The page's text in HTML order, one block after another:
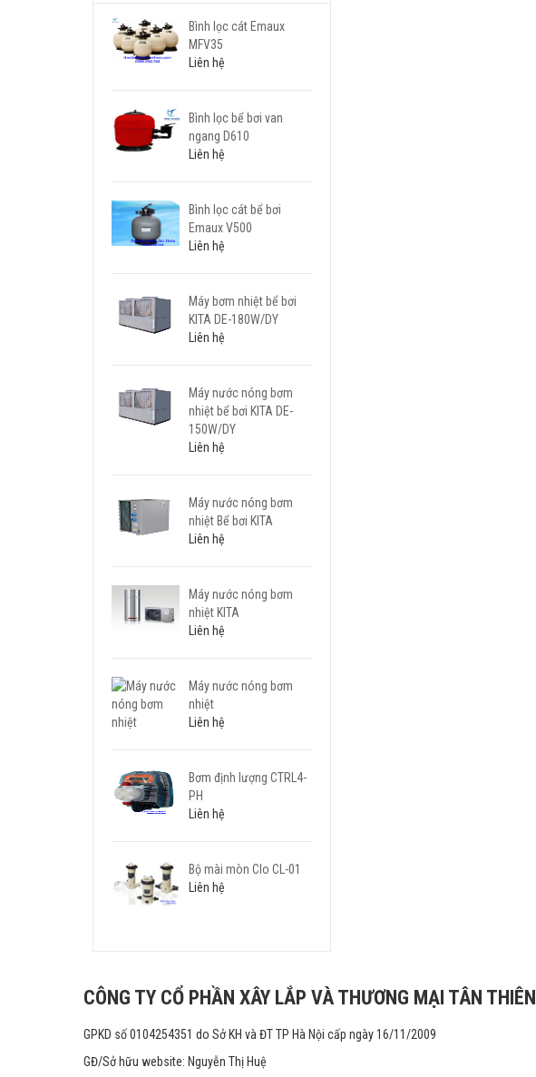
Bình lọc cát Emaux
MFV35
Liên hệ
Bình lọc bể bơi van
ngang D610
Liên hệ
Bình lọc cát bể bơi
Emaux V500
Liên hệ
Máy bơm nhiệt bể bơi
KITA DE-180W/DY
Liên hệ
Máy nước nóng bơm
nhiệt bể bơi KITA DE-
150W/DY
Liên hệ
Máy nước nóng bơm
nhiệt Bể bơi KITA
Liên hệ
Máy nước nóng bơm
nhiệt KITA
Liên hệ
Máy nước nóng bơm
nhiệt
Liên hệ
Bơm định lượng CTRL4-
PH
Liên hệ
Bộ mài mòn Clo CL-01
Liên hệ
CÔNG TY CỔ PHẦN XÂY LẮP VÀ THƯƠNG MẠI TÂN THIÊN
GPKD số 0104254351 do Sở KH và ĐT TP Hà Nội cấp ngày 16/11/2009
GĐ/Sở hữu website: Nguyễn Thị Huệ